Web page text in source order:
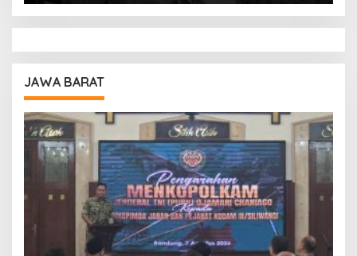
JAWA BARAT